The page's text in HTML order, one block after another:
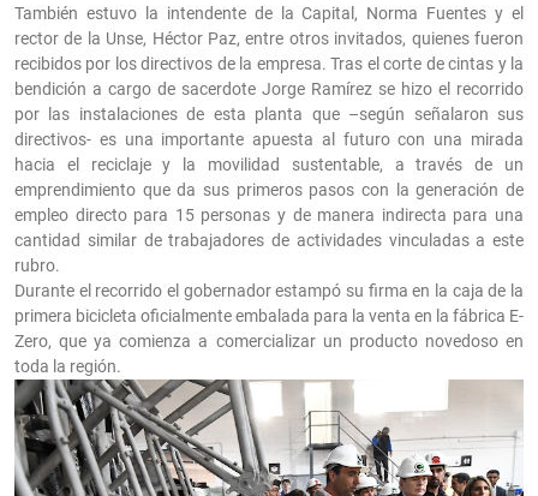
También estuvo la intendente de la Capital, Norma Fuentes y el
rector de la Unse, Héctor Paz, entre otros invitados, quienes fueron
recibidos por los directivos de la empresa. Tras el corte de cintas y la
bendición a cargo de sacerdote Jorge Ramírez se hizo el recorrido
por las instalaciones de esta planta que –según señalaron sus
directivos- es una importante apuesta al futuro con una mirada
hacia el reciclaje y la movilidad sustentable, a través de un
emprendimiento que da sus primeros pasos con la generación de
empleo directo para 15 personas y de manera indirecta para una
cantidad similar de trabajadores de actividades vinculadas a este
rubro.
Durante el recorrido el gobernador estampó su firma en la caja de la
primera bicicleta oficialmente embalada para la venta en la fábrica E-
Zero, que ya comienza a comercializar un producto novedoso en
toda la región.